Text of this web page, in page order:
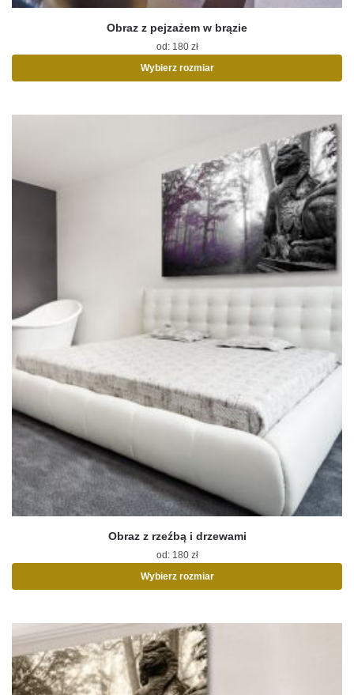
Obraz z pejzażem w brązie
od: 180 zł
Wybierz rozmiar
Opcje
można
wybrać
na
stronie
produktu
Obraz z rzeźbą i drzewami
od: 180 zł
Wybierz rozmiar
ma
wiele
wariantów.
Opcje
można